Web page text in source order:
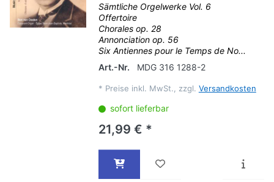
Sämtliche Orgelwerke Vol. 6
Offertoire
Chorales op. 28
Annonciation op. 56
Six Antiennes pour le Temps de No...
Art.-Nr.
MDG 316 1288-2
* Preise inkl. MwSt., zzgl. Versandkosten
sofort lieferbar
21,99 € *